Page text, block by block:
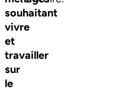
souhaitant
vivre
et
travailler
sur
le